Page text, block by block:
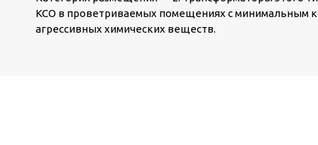
КСО в проветриваемых помещениях с минимальным
агрессивных химических веществ.